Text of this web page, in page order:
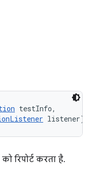
testInfo,
listener)
रिपोर्ट करता है.